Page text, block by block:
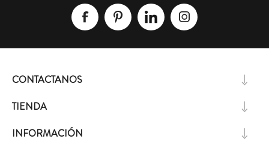
CONTACTANOS
TIENDA
INFORMACIÓN